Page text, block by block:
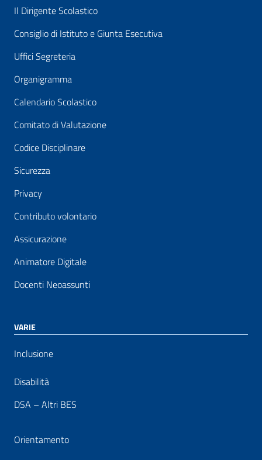
Il Dirigente Scolastico
Consiglio di Istituto e Giunta Esecutiva
Uffici Segreteria
Organigramma
Calendario Scolastico
Comitato di Valutazione
Codice Disciplinare
Sicurezza
Privacy
Contributo volontario
Assicurazione
Animatore Digitale
Docenti Neoassunti
VARIE
Inclusione
Disabilità
DSA – Altri BES
Orientamento